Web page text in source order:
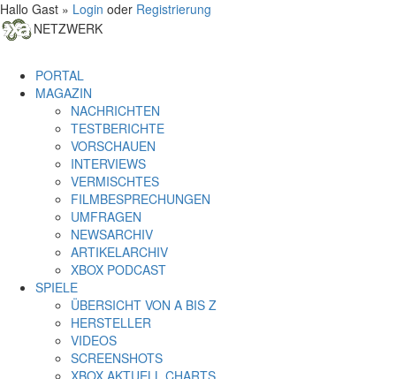
Hallo Gast » Login oder Registrierung
NETZWERK
PORTAL
MAGAZIN
NACHRICHTEN
TESTBERICHTE
VORSCHAUEN
INTERVIEWS
VERMISCHTES
FILMBESPRECHUNGEN
UMFRAGEN
NEWSARCHIV
ARTIKELARCHIV
XBOX PODCAST
SPIELE
ÜBERSICHT VON A BIS Z
HERSTELLER
VIDEOS
SCREENSHOTS
XBOX AKTUELL CHARTS